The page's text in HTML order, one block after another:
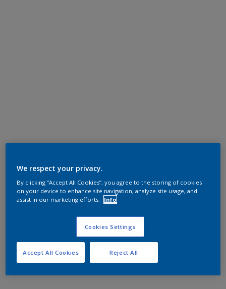
We respect your privacy.
By clicking “Accept All Cookies”, you agree to the storing of cookies
on your device to enhance site navigation, analyze site usage, and
assist in our marketing efforts.
Info
Cookies Settings
Reject All
Accept All Cookies